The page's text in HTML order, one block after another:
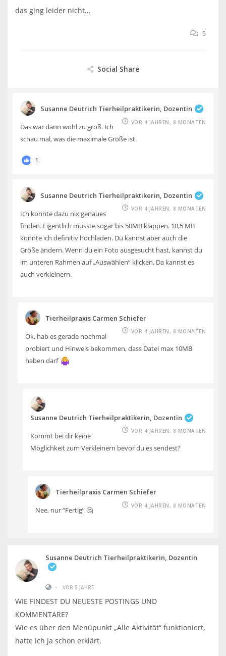
das ging leider nicht…
5
Social Share
Susanne Deutrich Tierheilpraktikerin, Dozentin
VOR 4 JAHREN, 8 MONATEN
Das war dann wohl zu groß. Ich
schau mal, was die maximale Größe ist.
1
Susanne Deutrich Tierheilpraktikerin, Dozentin
VOR 4 JAHREN, 8 MONATEN
Ich konnte dazu nix genaues
finden. Eigentlich müsste sogar bis 50MB klappen. 10,5 MB
konnte ich definitiv hochladen. Du kannst aber auch die
Größe ändern. Wenn du ein Foto ausgesucht hast, kannst du
im unteren Rahmen auf „Auswählen“ klicken. Da kannst es
auch verkleinern.
Tierheilpraxis Carmen Schiefer
VOR 4 JAHREN, 8 MONATEN
Ok, hab es gerade nochmal
probiert und Hinweis bekommen, dass Datei max 10MB
haben darf
Susanne Deutrich Tierheilpraktikerin, Dozentin
VOR 4 JAHREN, 8 MONATEN
Kommt bei dir keine
Möglichkeit zum Verkleinern bevor du es sendest?
Tierheilpraxis Carmen Schiefer
VOR 4 JAHREN, 8 MONATEN
Nee, nur “Fertig” 🤔
Susanne Deutrich Tierheilpraktikerin, Dozentin
• VOR 5 JAHRE
WIE FINDEST DU NEUESTE POSTINGS UND
KOMMENTARE?
Wie es über den Menüpunkt „Alle Aktivität“ funktioniert,
hatte ich ja schon erklärt.